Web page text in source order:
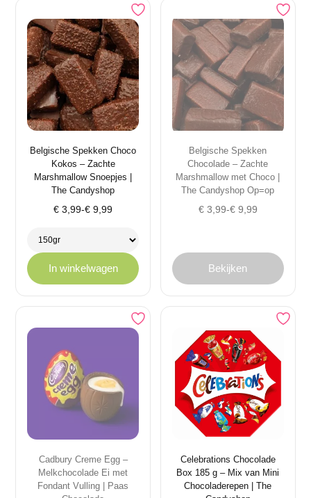
Belgische Spekken Choco
Kokos – Zachte
Marshmallow Snoepjes |
The Candyshop
€ 3,99-€ 9,99
Prijsklasse:
tot
€ 9,99
In winkelwagen
Belgische Spekken
Chocolade – Zachte
Marshmallow met Choco |
The Candyshop Op=op
€3,99-€9,99
Prijsklasse:
€ 9,99
Bekijken
Cadbury Creme Egg –
Melkchocolade Ei met
Fondant Vulling | Paas
Celebrations Chocolade
Box 185 g – Mix van Mini
Chocoladerepen | The